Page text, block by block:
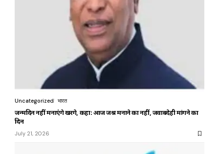
Uncategorized भारत
जन्मदिन नहीं मनाएंगे खरगे, कहा: आज जश्न मनाने का नहीं, जवाबदेही मांगने का
दिन
July 21, 2026